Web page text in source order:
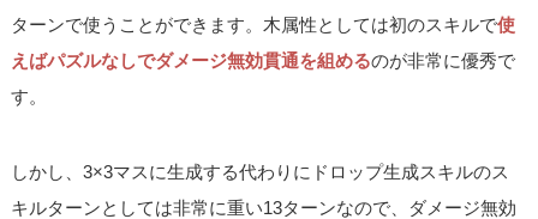
ターンで使うことができます。木属性としては初のスキルで使
えばパズルなしでダメージ無効貫通を組めるのが非常に優秀で
す。
しかし、3×3マスに生成する代わりにドロップ生成スキルのス
キルターンとしては非常に重い13ターンなので、ダメージ無効